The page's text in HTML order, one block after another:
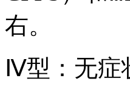
右。
Ⅳ型：无症